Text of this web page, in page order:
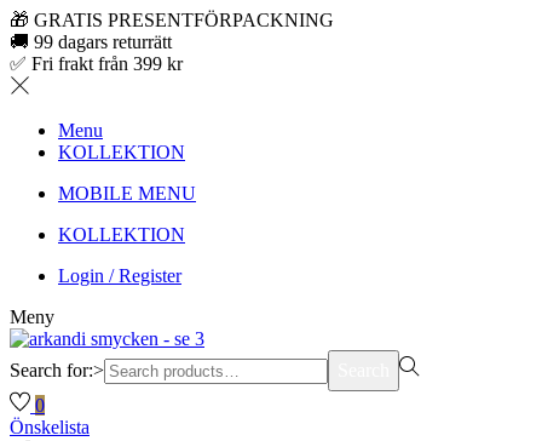
🎁 GRATIS PRESENTFÖRPACKNING
🚚 99 dagars returrätt
✅ Fri frakt från 399 kr
Menu
KOLLEKTION
MOBILE MENU
KOLLEKTION
Login / Register
Meny
Search for:>
0
Önskelista